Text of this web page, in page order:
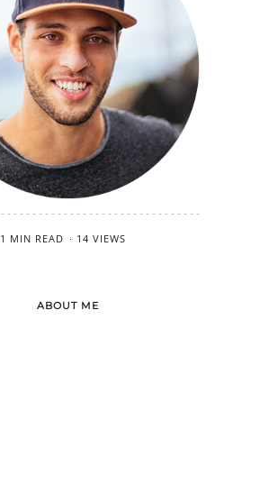
1 MIN READ 14 VIEWS
ABOUT ME